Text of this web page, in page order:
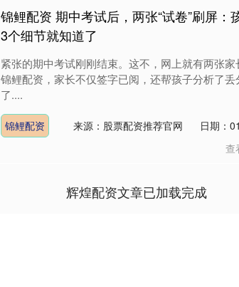
锦鲤配资 期中考试后，两张“试卷”刷屏
3个细节就知道了
紧张的期中考试刚刚结束。这不，网上就有两张
锦鲤配资，家长不仅签字已阅，还帮孩子分析了
了....
锦鲤配资 来源：股票配资推荐官网
日期：
查
辉煌配资文章已加载完成